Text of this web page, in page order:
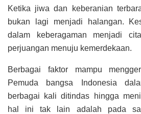
Ketika jiwa dan keberanian
bukan lagi menjadi halangan.
dalam keberagaman menjadi
perjuangan menuju kemerdekaan.
Berbagai faktor mampu
Pemuda bangsa Indonesia
berbagai kali ditindas hingga
hal ini tak lain adalah pada